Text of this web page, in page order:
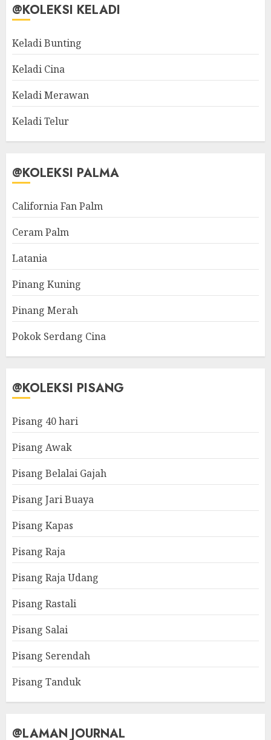
@KOLEKSI KELADI
Keladi Bunting
Keladi Cina
Keladi Merawan
Keladi Telur
@KOLEKSI PALMA
California Fan Palm
Ceram Palm
Latania
Pinang Kuning
Pinang Merah
Pokok Serdang Cina
@KOLEKSI PISANG
Pisang 40 hari
Pisang Awak
Pisang Belalai Gajah
Pisang Jari Buaya
Pisang Kapas
Pisang Raja
Pisang Raja Udang
Pisang Rastali
Pisang Salai
Pisang Serendah
Pisang Tanduk
@LAMAN JOURNAL